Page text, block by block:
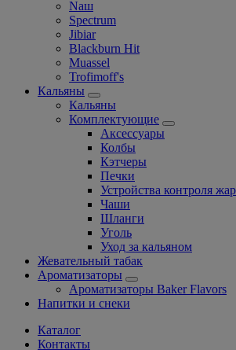
Nаш
Spectrum
Jibiar
Blackburn Hit
Muassel
Trofimoff's
Кальяны
Кальяны
Комплектующие
Аксессуары
Колбы
Кэтчеры
Печки
Устройства контроля
Чаши
Шланги
Уголь
Уход за кальяном
Жевательный табак
Ароматизаторы
Ароматизаторы Baker Flavors
Напитки и снеки
Каталог
Контакты